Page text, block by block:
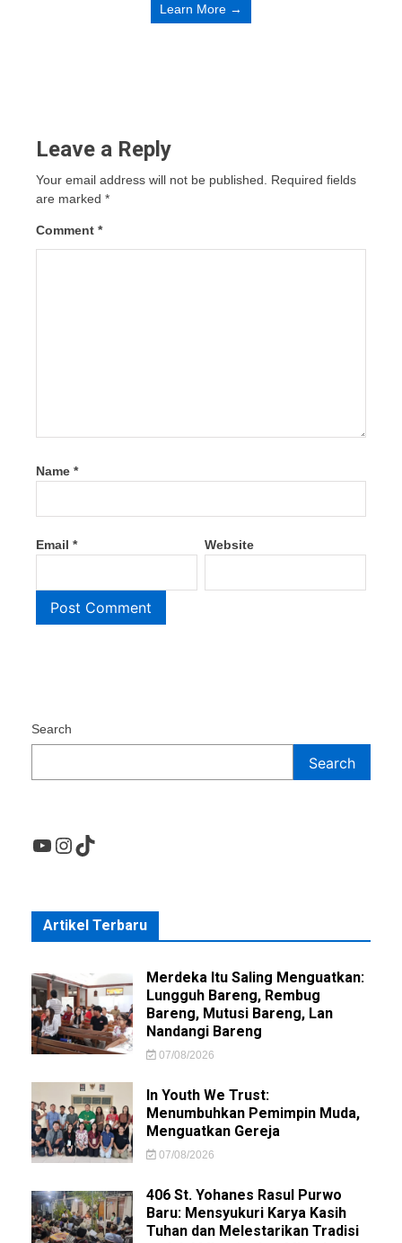
Learn More →
Leave a Reply
Your email address will not be published.
Required fields
are marked *
Comment *
Name *
Email * Website
Search
Search
YouTube
Instagram
TikTok
Artikel Terbaru
Merdeka Itu Saling Menguatkan:
Lungguh Bareng, Rembug
Bareng, Mutusi Bareng, Lan
Nandangi Bareng
07/08/2026
In Youth We Trust:
Menumbuhkan Pemimpin Muda,
Menguatkan Gereja
07/08/2026
406 St. Yohanes Rasul Purwo
Baru: Mensyukuri Karya Kasih
Tuhan dan Melestarikan Tradisi